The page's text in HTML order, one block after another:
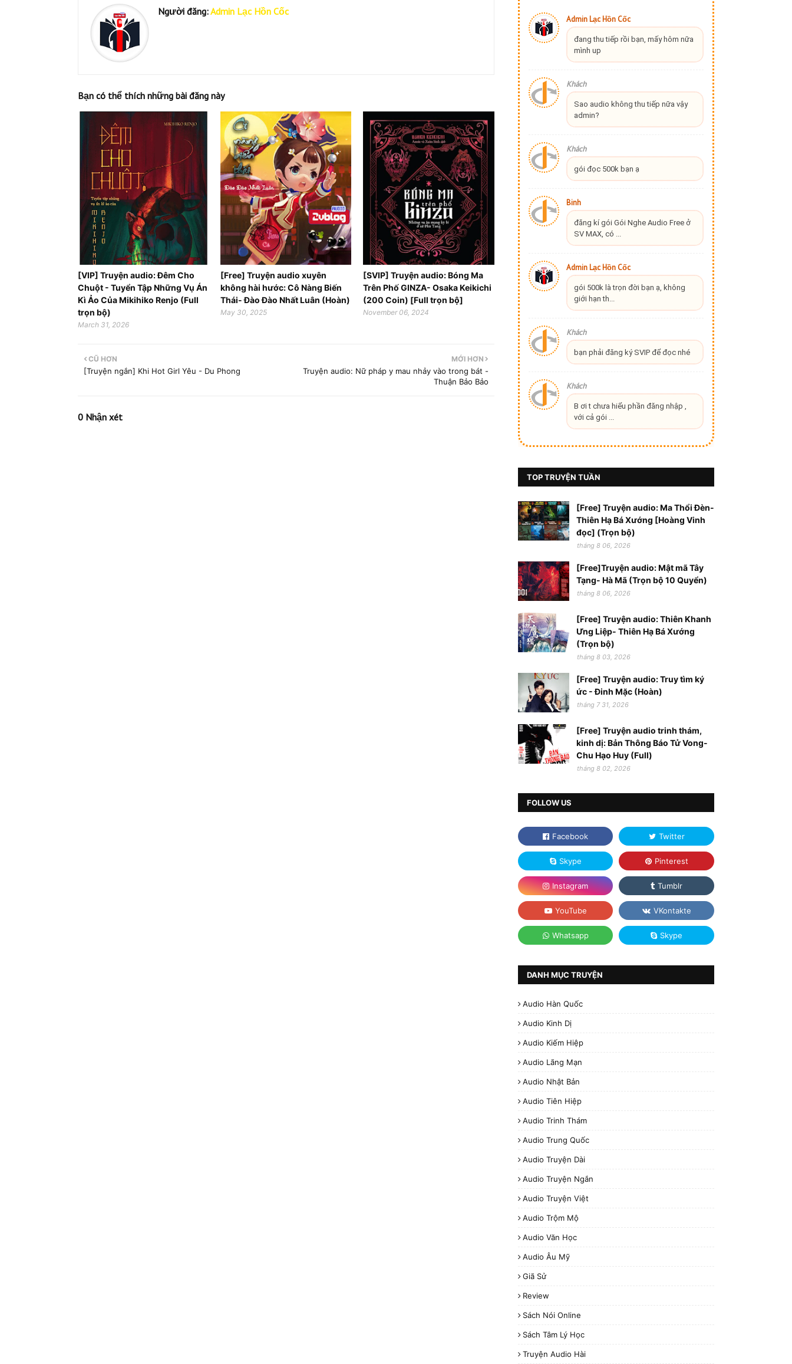
Người đăng:Admin Lạc Hồn Cốc
Bạn có thể thích những bài đăng này
[VIP] Truyện audio: Đêm Cho
Chuột - Tuyển Tập Những Vụ Án
Kì Ảo Của Mikihiko Renjo (Full
trọn bộ)
March 31, 2026
[Free] Truyện audio xuyên
không hài hước: Cô Nàng Biến
Thái- Đào Đào Nhất Luân (Hoàn)
May 30, 2025
[SVIP] Truyện audio: Bóng Ma
Trên Phố GINZA- Osaka Keikichi
(200 Coin) [Full trọn bộ]
November 06, 2024
MỚI HƠN
Truyện audio: Nữ pháp y mau nhảy vào trong bát -
Thuận Bảo Bảo
CŨ HƠN
[Truyện ngắn] Khi Hot Girl Yêu - Du Phong
0 Nhận xét
Admin Lạc Hồn Cốc
đang thu tiếp rồi bạn, mấy hôm nữa
mình up
Khách
Sao audio không thu tiếp nữa vậy
admin?
Khách
gói đọc 500k bạn ạ
Binh
đăng kí gói Gói Nghe Audio Free ở
SV MAX, có ...
Admin Lạc Hồn Cốc
gói 500k là trọn đời bạn ạ, không
giới hạn th...
Khách
bạn phải đăng ký SVIP để đọc nhé
Khách
B ơi t chưa hiểu phần đăng nhập ,
với cả gói ...
TOP TRUYỆN TUẦN
[Free] Truyện audio: Ma Thổi Đèn-
Thiên Hạ Bá Xướng [Hoàng Vinh
đọc] (Trọn bộ)
tháng 8 06, 2026
[Free]Truyện audio: Mật mã Tây
Tạng- Hà Mã (Trọn bộ 10 Quyển)
tháng 8 06, 2026
[Free] Truyện audio: Thiên Khanh
Ưng Liệp- Thiên Hạ Bá Xướng
(Trọn bộ)
tháng 8 03, 2026
[Free] Truyện audio: Truy tìm ký
ức - Đinh Mặc (Hoàn)
tháng 7 31, 2026
[Free] Truyện audio trinh thám,
kinh dị: Bản Thông Báo Tử Vong-
Chu Hạo Huy (Full)
tháng 8 02, 2026
FOLLOW US
DANH MỤC TRUYỆN
Audio Hàn Quốc
Audio Kinh Dị
Audio Kiếm Hiệp
Audio Lãng Mạn
Audio Nhật Bản
Audio Tiên Hiệp
Audio Trinh Thám
Audio Trung Quốc
Audio Truyện Dài
Audio Truyện Ngắn
Audio Truyện Việt
Audio Trộm Mộ
Audio Văn Học
Audio Âu Mỹ
Giã Sử
Review
Sách Nói Online
Sách Tâm Lý Học
Truyện Audio Hài